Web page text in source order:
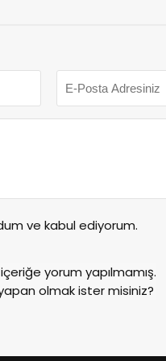
ve kabul ediyorum.
yorum yapılmamış.
olmak ister misiniz?